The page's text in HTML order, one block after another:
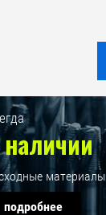
материалы
подробнее